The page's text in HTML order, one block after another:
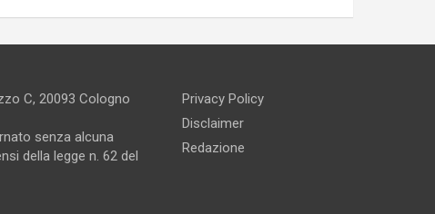
C, 20093 Cologno
senza alcuna
della legge n. 62 del
Privacy Policy
Disclaimer
Redazione